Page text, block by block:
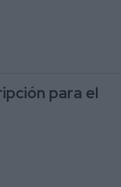
para el